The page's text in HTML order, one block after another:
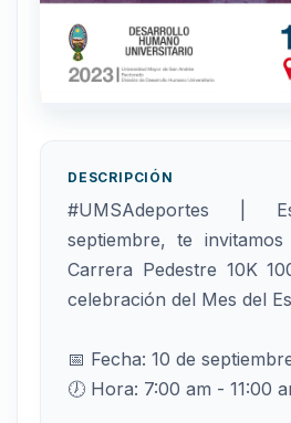
DESCRIPCIÓN
#UMSAdeportes |
septiembre, te
Carrera Pedestre 10K
celebración del Mes del
📅 Fecha: 10 de
🕖 Hora: 7:00 am - 11:00